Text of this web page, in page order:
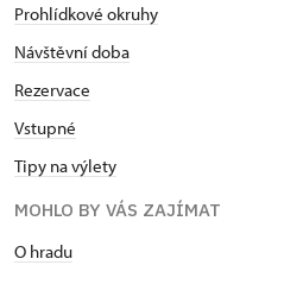
Prohlídkové okruhy
Návštěvní doba
Rezervace
Vstupné
Tipy na výlety
MOHLO BY VÁS ZAJÍMAT
O hradu